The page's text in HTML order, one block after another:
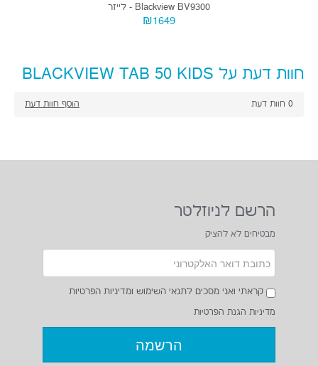
Blackview BV9300 - לייזר
₪1649
חוות דעת על BLACKVIEW TAB 50 KIDS
0 חוות דעת הוסף חוות דעת
הרשם לניוזלטר
מבטיחים לא להציק
קראתי ואני מסכים לתנאי השימוש ומדיניות הפרטיות
מדיניות הגנת הפרטיות